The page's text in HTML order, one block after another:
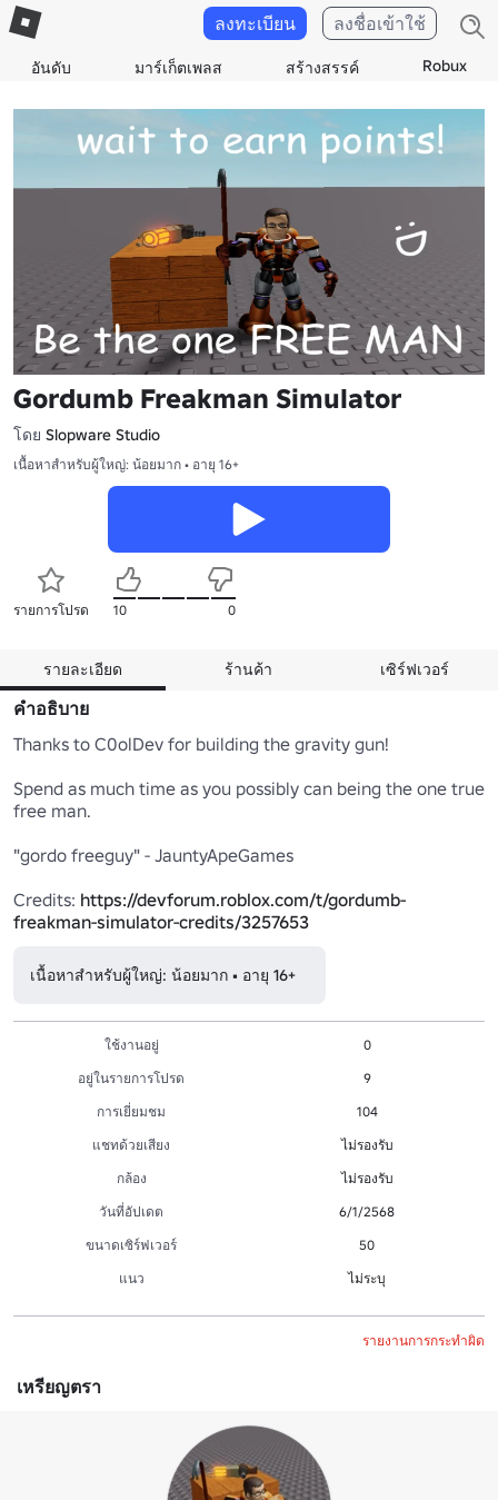
อันดับ มาร์เก็ตเพลส สร้างสรรค์ Robux
ลงทะเบียน ลงชื่อเข้าใช้
Gordumb Freakman Simulator
โดย Slopware Studio
เนื้อหาสำหรับผู้ใหญ่: น้อยมาก • อายุ 16+
รายการโปรด 10 0
รายละเอียด ร้านค้า เซิร์ฟเวอร์
คำอธิบาย
Thanks to C0olDev for building the gravity gun!
Spend as much time as you possibly can being the one true
free man.
"gordo freeguy" - JauntyApeGames
Credits: https://devforum.roblox.com/t/gordumb-
freakman-simulator-credits/3257653
เนื้อหาสำหรับผู้ใหญ่: น้อยมาก • อายุ 16+
ใช้งานอยู่
0
อยู่ในรายการโปรด
9
การเยี่ยมชม
104
แชทด้วยเสียง
ไม่รองรับ
กล้อง
ไม่รองรับ
วันที่อัปเดต
6/1/2568
ขนาดเซิร์ฟเวอร์
50
แนว
ไม่ระบุ
รายงานการกระทำผิด
เหรียญตรา